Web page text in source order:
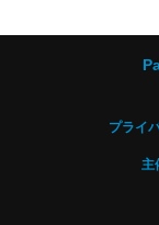
プライ
主